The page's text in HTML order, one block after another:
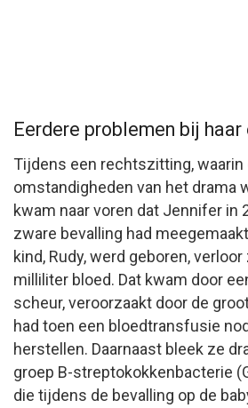
Eerdere problemen bij
Tijdens een rechtszitting, waarin
omstandigheden van het drama
kwam naar voren dat Jennifer in
zware bevalling had
kind, Rudy, werd geboren,
milliliter bloed. Dat kwam door
scheur, veroorzaakt door de
had toen een bloedtransfusie
herstellen. Daarnaast bleek ze
groep B-streptokokkenbacterie
die tijdens de bevalling op de